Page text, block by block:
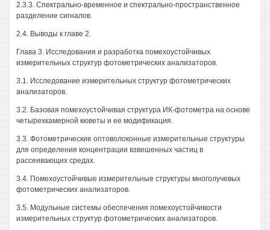
2.3.3. Спектрально-временное и спектрально-пространственное
разделение сигналов.
2.4. Выводы к главе 2.
Глава 3. Исследования и разработка помехоустойчивых
измерительных структур фотометрических анализаторов.
3.1. Исследование измерительных структур фотометрических
анализаторов.
3.2. Базовая помехоустойчивая структура ИК-фотометра на основе
четырехкамерной кюветы и ее модификация.
3.3. Фотометрические оптоволоконные измерительные структуры
для определения концентрации взвешенных частиц в
рассеивающих средах.
3.4. Помехоустойчивые измерительные структуры многолучевых
фотометрических анализаторов.
3.5. Модульные системы обеспечения помехоустойчивости
измерительных структур фотометрических анализаторов.